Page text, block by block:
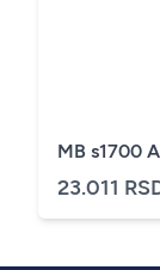
MB s1700
23.011